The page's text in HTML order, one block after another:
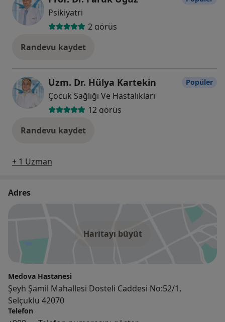
Psikiyatri
2 görüş
Randevu kaydet
Uzm. Dr. Hülya Kartekin
Çocuk Sağlığı Ve Hastalıkları
12 görüş
Popüler
Randevu kaydet
+ 1 Uzman
Adres
Haritayı büyüt
Medova Hastanesi
Şeyh Şamil Mahallesi Dosteli Caddesi No:52/1,
Selçuklu 42070
Telefon